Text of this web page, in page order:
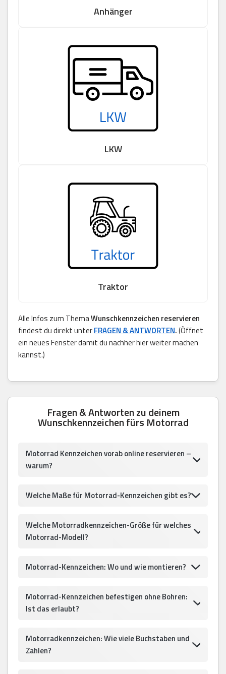
Anhänger
LKW
Traktor
Alle Infos zum ThemaWunschkennzeichen reservieren
findest du direkt unterFRAGEN & ANTWORTEN.(Öffnet
ein neues Fenster damit du nachher hier weiter machen
kannst.)
Fragen & Antworten zu deinem
Wunschkennzeichen fürs Motorrad
Motorrad Kennzeichen vorab online reservieren –
warum?
Welche Maße für Motorrad-Kennzeichen gibt es?
Welche Motorradkennzeichen-Größe für welches
Motorrad-Modell?
Motorrad-Kennzeichen: Wo und wie montieren?
Motorrad-Kennzeichen befestigen ohne Bohren:
Ist das erlaubt?
Motorradkennzeichen: Wie viele Buchstaben und
Zahlen?